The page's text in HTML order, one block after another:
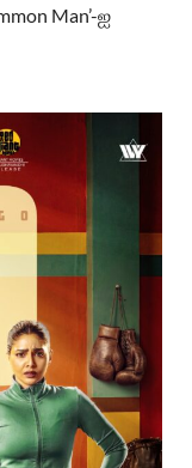
Man’-ஐ